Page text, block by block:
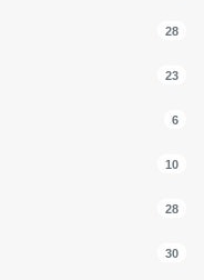
28
23
6
10
28
30